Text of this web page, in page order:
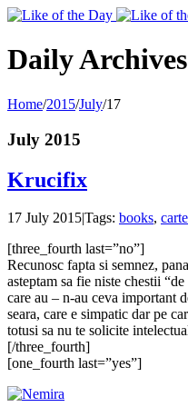
Toggle
Area
Daily
Home/2015/July/17
July 2015
Krucifix
17 July 2015|Tags: books, carte
[three_fourth last=”no”]
Recunosc fapta si semnez,
asteptam sa fie niste chestii
care au – n-au ceva important
seara, care e simpatic dar pe
totusi sa nu te solicite
[/three_fourth]
[one_fourth last=”yes”]